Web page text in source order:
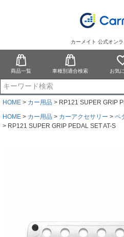
カーメイト 公式オン
商品一覧 車種別適合検索 お気
HOME カー用品
RP121 SUPER GRIP
HOME
カー用品 カーアクセサリー
ペ
RP121 SUPER GRIP PEDAL SET AT-S